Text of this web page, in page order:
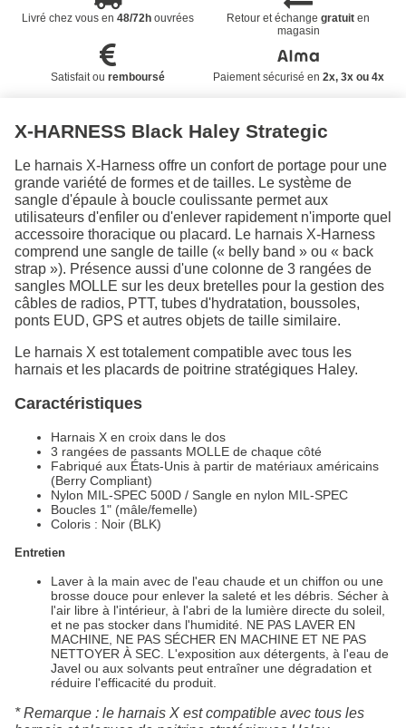
Livré chez vous en 48/72houvrées Retour et échangegratuit en
magasin
Satisfait ou remboursé Paiement sécurisé en 2x, 3x ou 4x
X-HARNESS Black Haley Strategic
Le harnais X-Harness offre un confort de portage pour une
grande variété de formes et de tailles. Le système de
sangle d'épaule à boucle coulissante permet aux
utilisateurs d'enfiler ou d'enlever rapidement n'importe quel
accessoire thoracique ou placard. Le harnais X-Harness
comprend une sangle de taille (« belly band » ou « back
strap »). Présence aussi d'une colonne de 3 rangées de
sangles MOLLE sur les deux bretelles pour la gestion des
câbles de radios, PTT, tubes d'hydratation, boussoles,
ponts EUD, GPS et autres objets de taille similaire.
Le harnais X est totalement compatible avec tous les
harnais et les placards de poitrine stratégiques Haley.
Caractéristiques
Harnais X en croix dans le dos
3 rangées de passants MOLLE de chaque côté
Fabriqué aux États-Unis à partir de matériaux américains
(Berry Compliant)
Nylon MIL-SPEC 500D / Sangle en nylon MIL-SPEC
Boucles 1" (mâle/femelle)
Coloris : Noir (BLK)
Entretien
Laver à la main avec de l'eau chaude et un chiffon ou une
brosse douce pour enlever la saleté et les débris. Sécher à
l'air libre à l'intérieur, à l'abri de la lumière directe du soleil,
et ne pas stocker dans l'humidité. NE PAS LAVER EN
MACHINE, NE PAS SÉCHER EN MACHINE ET NE PAS
NETTOYER À SEC. L'exposition aux détergents, à l'eau de
Javel ou aux solvants peut entraîner une dégradation et
réduire l'efficacité du produit.
* Remarque : le harnais X est compatible avec tous les